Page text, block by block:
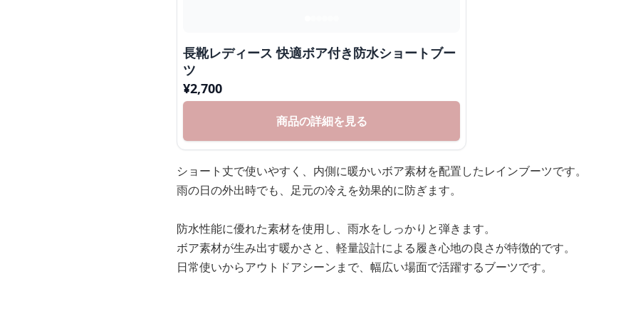
長靴レディース 快適ボア付き防水ショートブー
ツ
¥2,700
商品の詳細を見る
ショート丈で使いやすく、内側に暖かいボア素材を配置したレインブーツです。
雨の日の外出時でも、足元の冷えを効果的に防ぎます。
防水性能に優れた素材を使用し、雨水をしっかりと弾きます。
ボア素材が生み出す暖かさと、軽量設計による履き心地の良さが特徴的です。
日常使いからアウトドアシーンまで、幅広い場面で活躍するブーツです。